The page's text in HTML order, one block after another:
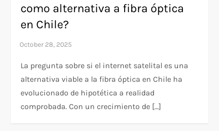
como alternativa a fibra óptica
en Chile?
La pregunta sobre si el internet satelital es una
alternativa viable a la fibra óptica en Chile ha
evolucionado de hipotética a realidad
comprobada. Con un crecimiento de […]